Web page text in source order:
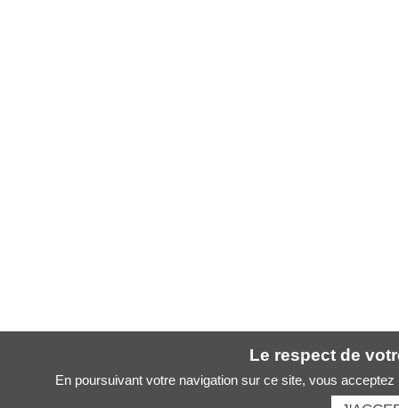
Le respect de
En poursuivant votre navigation sur ce site, vous